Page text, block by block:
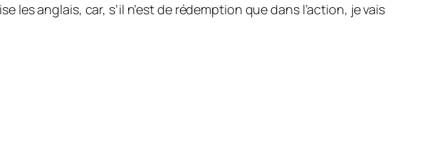
les anglais, car, s’il n’est de rédemption que dans l’action, je vais